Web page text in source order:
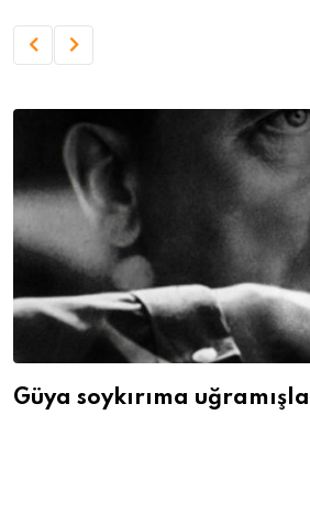
Güya soykırıma